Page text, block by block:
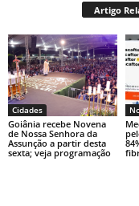
Artigo
Cidades
Goiânia recebe Novena
de Nossa Senhora da
Assunção a partir desta
sexta; veja programação